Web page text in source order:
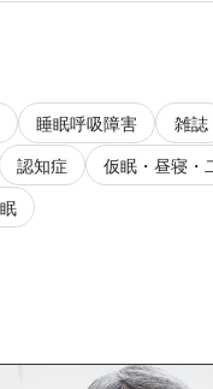
睡眠呼吸障害
雑誌
認知症
仮眠・昼寝・